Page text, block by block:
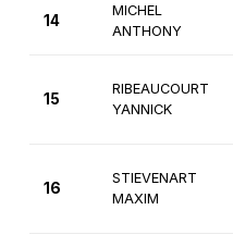
14
MICHEL
ANTHONY
15
RIBEAUCOURT
YANNICK
16
STIEVENART
MAXIM